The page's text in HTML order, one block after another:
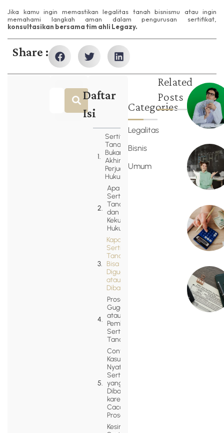
Jika kamu ingin memastikan legalitas tanah bisnismu atau ingin
memahami langkah aman dalam pengurusan sertifikat,
konsultasikan bersama tim ahli Legazy.
Share :
Daftar
Isi
Sertifikat
Tanah
Bukan
Akhir dari
Perjuangan
Hukum
Apa Itu
Sertifikat
Tanah
dan Apa
Kekuatan
Hukumnya
Kapan
Sertipikat
Tanah
Bisa
Digugat
atau
Dibatalkan
Proses
Gugatan
atau
Pembatalan
Sertifikat
Tanah
Contoh
Kasus
Nyata:
Sertifikat
yang
Dibatalkan
karena
Cacat
Prosedur
Kesimpulan:
Categories
Legalitas
Bisnis
Umum
Related
Posts